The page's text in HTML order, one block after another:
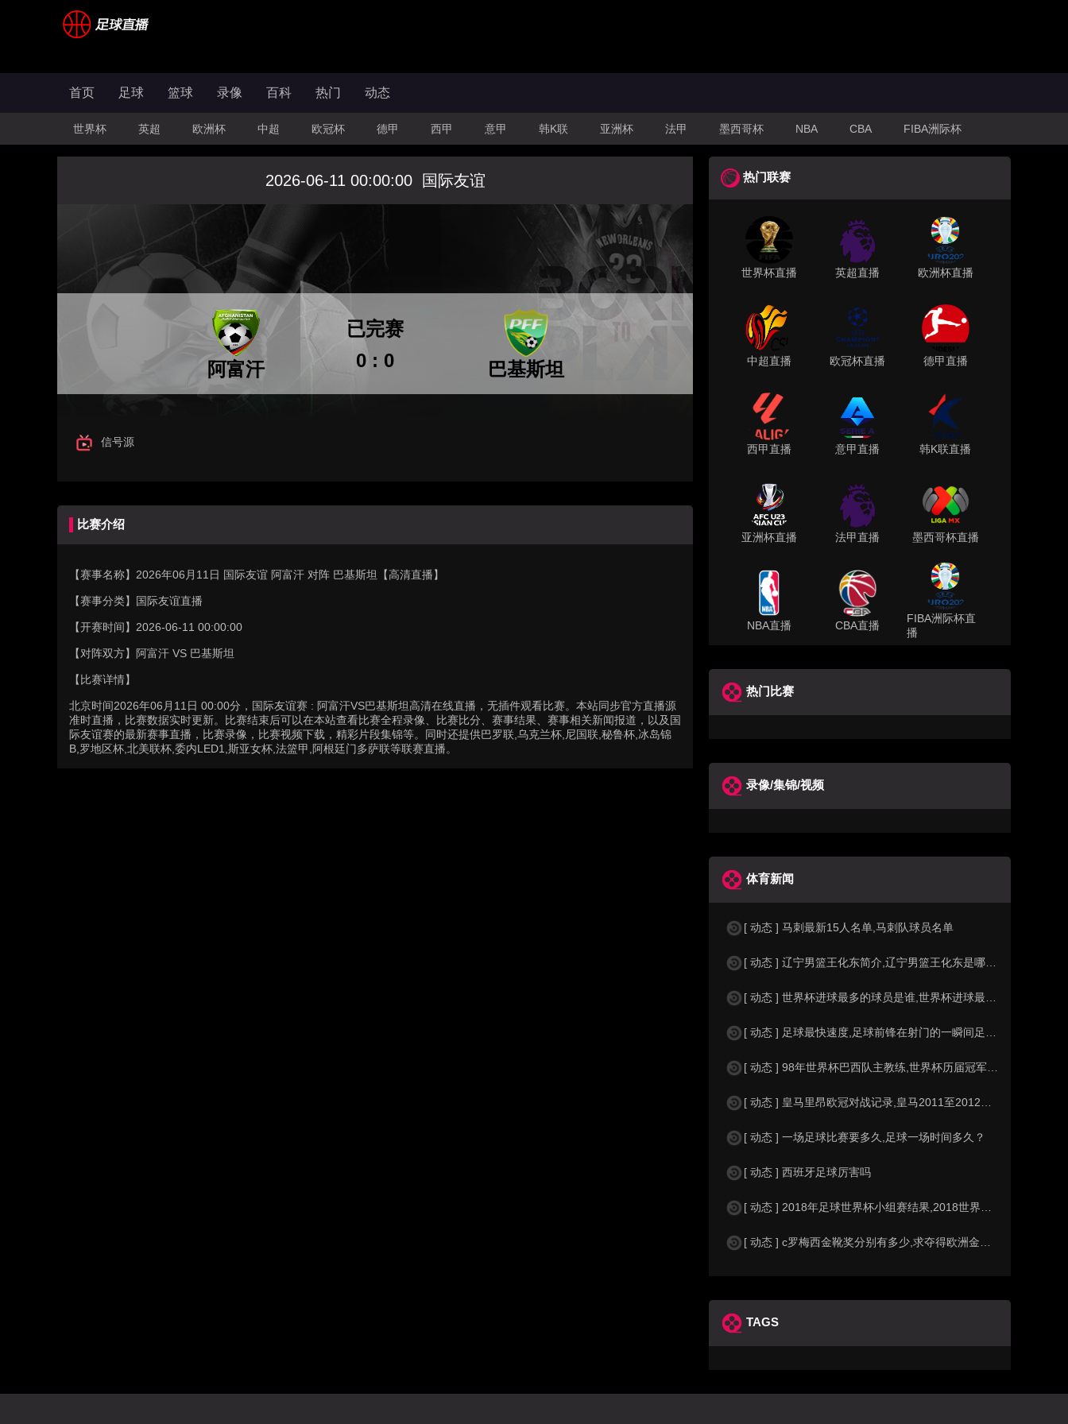
首页 足球 篮球 录像 百科 热门 动态
世界杯 英超 欧洲杯 中超 欧冠杯 德甲 西甲 意甲 韩K联 亚洲杯 法甲 墨西哥杯 NBA CBA FIBA洲际杯
2026-06-11 00:00:00 国际友谊
阿富汗 0 : 0
已完赛
巴基斯坦
信号源
比赛介绍
【赛事名称】 2026年06月11日 国际友谊 阿富汗 对阵 巴基斯坦【高清直播】
【赛事分类】 国际友谊直播
【开赛时间】 2026-06-11 00:00:00
【对阵双方】 阿富汗 VS 巴基斯坦
【比赛详情】
北京时间2026年06月11日 00:00分，国际友谊赛 : 阿富汗VS巴基斯坦高清在线直播，无插件观看比赛。本站同步官方直播源
准时直播，比赛数据实时更新。比赛结束后可以在本站查看比赛全程录像、比赛比分、赛事结果、赛事相关新闻报道，以及国
际友谊赛的最新赛事直播，比赛录像，比赛视频下载，精彩片段集锦等。同时还提供巴罗联,乌克兰杯,尼国联,秘鲁杯,冰岛锦
B,罗地区杯,北美联杯,委内LED1,斯亚女杯,法篮甲,阿根廷门多萨联等联赛直播。
热门联赛
世界杯直播 英超直播 欧洲杯直播
中超直播 欧冠杯直播 德甲直播
西甲直播 意甲直播 韩K联直播
亚洲杯直播 法甲直播 墨西哥杯直播
NBA直播 CBA直播
FIBA洲际杯直
播
热门比赛
录像/集锦/视频
体育新闻
[ 动态 ] 马刺最新15人名单,马刺队球员名单
[ 动态 ] 辽宁男篮王化东简介,辽宁男篮王化东是哪里人？
[ 动态 ] 世界杯进球最多的球员是谁,世界杯进球最多的球员是谁？
[ 动态 ] 足球最快速度,足球前锋在射门的一瞬间足球的速度有多快？？
[ 动态 ] 98年世界杯巴西队主教练,世界杯历届冠军球队教练
[ 动态 ] 皇马里昂欧冠对战记录,皇马2011至2012欧冠赛程&nbs
[ 动态 ] 一场足球比赛要多久,足球一场时间多久？
[ 动态 ] 西班牙足球厉害吗
[ 动态 ] 2018年足球世界杯小组赛结果,2018世界杯中国进入a组
[ 动态 ] c罗梅西金靴奖分别有多少,求夺得欧洲金靴奖与各大联赛金靴奖最
TAGS